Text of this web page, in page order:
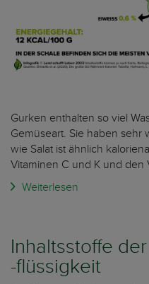
Gurken enthalten so viel
Gemüseart. Sie haben sehr
wie Salat ist ähnlich
Vitaminen C und K und den
Weiterlesen
Inhaltsstoffe
-flüssigkeit